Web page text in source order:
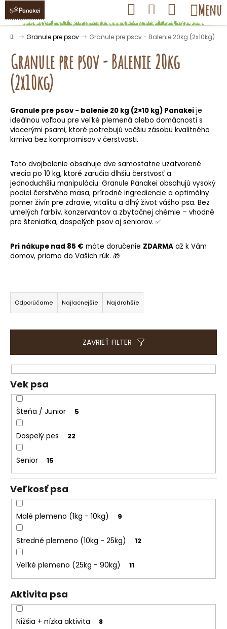
Prejsť
obsah
Hľadať Prihlásenie
Nákupný
košík
Menu
Domov
Granule pre psov Granule pre psov - Balenie 20kg (2x10kg)
Granule pre psov - Balenie 20kg
(2x10kg)
Granule pre psov - balenie 20 kg (2×10 kg) Panakei je
ideálnou voľbou pre veľké plemená alebo domácnosti s
viacerými psami, ktoré potrebujú väčšiu zásobu kvalitného
krmiva bez kompromisov v čerstvosti.
Toto dvojbalenie obsahuje dve samostatne uzatvorené
vrecia po 10 kg, ktoré zaručia dlhšiu čerstvosť a
jednoduchšiu manipuláciu. Granule Panakei obsahujú vysoký
podiel čerstvého mäsa, prírodné ingrediencie a optimálny
pomer živín pre zdravie, vitalitu a dlhý život vášho psa. Bez
umelých farbív, konzervantov a zbytočnej chémie – vhodné
pre šteniatka, dospelých psov aj seniorov. ✅
Pri nákupe nad 85 € máte doručenie ZDARMA až k Vám
domov, priamo do Vašich rúk. 🎁
R
a
d
e
i
e
p
r
o
d
u
k
o
v
Odporúčame Najlacnejšie Najdrahšie
ZAVRIEŤ FILTER
Vek psa
Šteňa / Junior 5
Dospelý pes 22
Senior 15
Veľkosť psa
Malé plemeno (1kg - 10kg) 9
Stredné plemeno (10kg - 25kg) 12
Veľké plemeno (25kg - 90kg) 11
Aktivita psa
Nižšia + nízka aktivita 8
K
o Späť
Späť
Č
o
p
o
r
e
b
u
j
e
t
e
j
s
O
d
p
o
r
ú
č
a
m